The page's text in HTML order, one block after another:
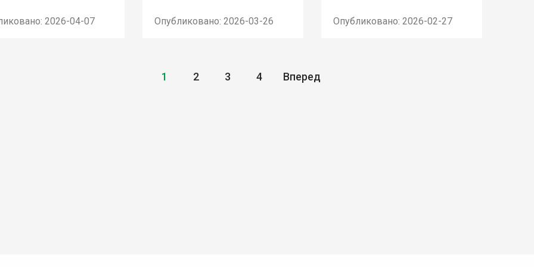
2026-04-07 Опубликовано: 2026-03-26 Опубликовано: 2026-02-27
1 2 3 4 Вперед